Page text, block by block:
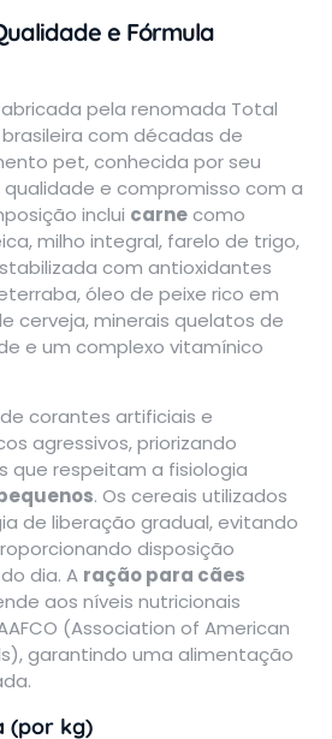
e Fórmula
pela renomada Total
com décadas de
pet, conhecida por seu
e compromisso com a
inclui carnecomo
milho integral, farelo de trigo,
com antioxidantes
óleo de peixe rico em
cerveja, minerais quelatos de
e um complexo vitamínico
corantes artificiais e
agressivos, priorizando
que respeitam a fisiologia
. Os cereais utilizados
de liberação gradual, evitando
disposição
dia. A ração para cães
aos níveis nutricionais
(Association of American
garantindo uma alimentação
(por kg)